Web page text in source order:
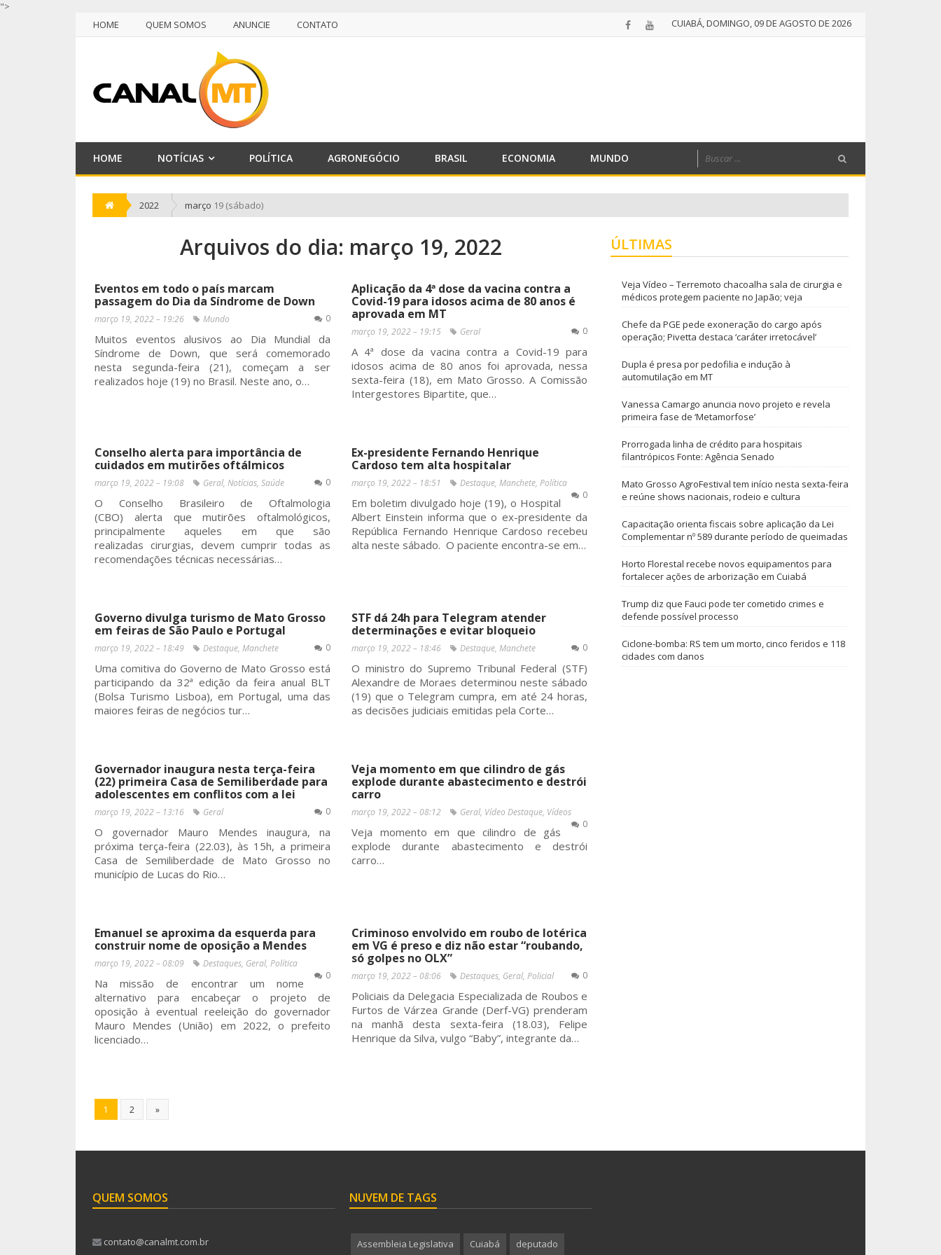
">
HOME
QUEM SOMOS ANUNCIE
CONTATO
ANUNCIE
CUIABÁ, DOMINGO, 09 DE AGOSTO DE 2026
HOME NOTÍCIAS POLÍTICA AGRONEGÓCIO BRASIL ECONOMIA MUNDO
2022 março 19 (sábado)
Arquivos do dia: março 19, 2022
Eventos em todo o país marcam
passagem do Dia da Síndrome de Down
março 19, 2022 – 19:26 Mundo 0
Muitos eventos alusivos ao Dia Mundial da
Síndrome de Down, que será comemorado
nesta segunda-feira (21), começam a ser
realizados hoje (19) no Brasil. Neste ano, o…
Aplicação da 4ª dose da vacina contra a
Covid-19 para idosos acima de 80 anos é
aprovada em MT
março 19, 2022 – 19:15 Geral 0
A 4ª dose da vacina contra a Covid-19 para
idosos acima de 80 anos foi aprovada, nessa
sexta-feira (18), em Mato Grosso. A Comissão
Intergestores Bipartite, que…
Conselho alerta para importância de
cuidados em mutirões oftálmicos
março 19, 2022 – 19:08 Geral, Notícias, Saúde 0
O Conselho Brasileiro de Oftalmologia
(CBO) alerta que mutirões oftalmológicos,
principalmente aqueles em que são
realizadas cirurgias, devem cumprir todas as
recomendações técnicas necessárias…
Ex-presidente Fernando Henrique
Cardoso tem alta hospitalar
março 19, 2022 – 18:51 Destaque, Manchete, Política
0
Em boletim divulgado hoje (19), o Hospital
Albert Einstein informa que o ex-presidente da
República Fernando Henrique Cardoso recebeu
alta neste sábado. O paciente encontra-se em…
Governo divulga turismo de Mato Grosso
em feiras de São Paulo e Portugal
março 19, 2022 – 18:49 Destaque, Manchete 0
Uma comitiva do Governo de Mato Grosso está
participando da 32ª edição da feira anual BLT
(Bolsa Turismo Lisboa), em Portugal, uma das
maiores feiras de negócios tur…
STF dá 24h para Telegram atender
determinações e evitar bloqueio
março 19, 2022 – 18:46 Destaque, Manchete 0
O ministro do Supremo Tribunal Federal (STF)
Alexandre de Moraes determinou neste sábado
(19) que o Telegram cumpra, em até 24 horas,
as decisões judiciais emitidas pela Corte…
Governador inaugura nesta terça-feira
(22) primeira Casa de Semiliberdade para
adolescentes em conflitos com a lei
março 19, 2022 – 13:16 Geral 0
O governador Mauro Mendes inaugura, na
próxima terça-feira (22.03), às 15h, a primeira
Casa de Semiliberdade de Mato Grosso no
município de Lucas do Rio…
Veja momento em que cilindro de gás
explode durante abastecimento e destrói
carro
março 19, 2022 – 08:12 Geral, Vídeo Destaque, Vídeos
0
Veja momento em que cilindro de gás
explode durante abastecimento e destrói
carro…
Emanuel se aproxima da esquerda para
construir nome de oposição a Mendes
março 19, 2022 – 08:09 Destaques, Geral, Política
0
Na missão de encontrar um nome
alternativo para encabeçar o projeto de
oposição à eventual reeleição do governador
Mauro Mendes (União) em 2022, o prefeito
licenciado…
Criminoso envolvido em roubo de lotérica
em VG é preso e diz não estar “roubando,
só golpes no OLX”
março 19, 2022 – 08:06 Destaques, Geral, Policial 0
Policiais da Delegacia Especializada de Roubos e
Furtos de Várzea Grande (Derf-VG) prenderam
na manhã desta sexta-feira (18.03), Felipe
Henrique da Silva, vulgo “Baby”, integrante da…
1 2 »
ÚLTIMAS
Veja Vídeo – Terremoto chacoalha sala de cirurgia e
médicos protegem paciente no Japão; veja
Chefe da PGE pede exoneração do cargo após
operação; Pivetta destaca ‘caráter irretocável’
Dupla é presa por pedofilia e indução à
automutilação em MT
Vanessa Camargo anuncia novo projeto e revela
primeira fase de ‘Metamorfose’
Prorrogada linha de crédito para hospitais
filantrópicos Fonte: Agência Senado
Mato Grosso AgroFestival tem início nesta sexta-feira
e reúne shows nacionais, rodeio e cultura
Capacitação orienta fiscais sobre aplicação da Lei
Complementar nº 589 durante período de queimadas
Horto Florestal recebe novos equipamentos para
fortalecer ações de arborização em Cuiabá
Trump diz que Fauci pode ter cometido crimes e
defende possível processo
Ciclone-bomba: RS tem um morto, cinco feridos e 118
cidades com danos
QUEM SOMOS
contato@canalmt.com.br
NUVEM DE TAGS
Assembleia Legislativa Cuiabá deputado